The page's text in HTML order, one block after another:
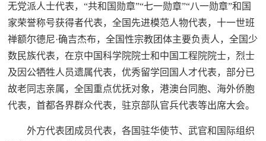
无党派人士代表，“共和国勋章”“七一勋章”“八一勋章”和国
家荣誉称号获得者代表，全国先进模范人物代表，十一世班
禅额尔德尼·确吉杰布，全国性宗教团体主要负责人，全国少
数民族代表，在京中国科学院院士和中国工程院院士，烈士
及因公牺牲人员遗属代表，优秀留学回国人才代表，部分已
故老同志亲属，全国重点优抚对象，港澳台同胞、海外侨胞
代表，首都各界群众代表，驻京部队官兵代表等出席大会。
外方代表团成员代表，各国驻华使节、武官和国际组织